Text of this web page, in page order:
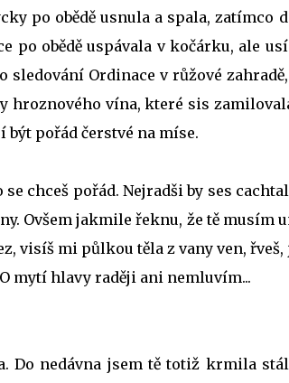
po obědě usnula a spala, zatímco
po obědě uspávala v kočárku, ale
sledování Ordinace v růžové
vína, které sis
pořád čerstvé na míse.
se chceš pořád. Nejradši by ses
Ovšem jakmile řeknu, že tě musím
visíš mi půlkou těla z vany ven, řveš,
mytí hlavy raději ani nemluvím...
Do nedávna jsem tě totiž krmila